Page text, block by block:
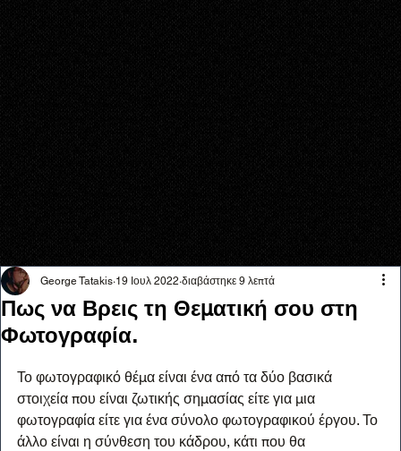
Πως να Βρεις τη Θεματική σου στη
Φωτογραφία.
George Tatakis 19 Ιουλ 2022 διαβάστηκε 9 λεπτά
Το φωτογραφικό θέμα είναι ένα από τα δύο βασικά
στοιχεία που είναι ζωτικής σημασίας είτε για μια
φωτογραφία είτε για ένα σύνολο φωτογραφικού έργου. Το
άλλο είναι η σύνθεση του κάδρου, κάτι που θα